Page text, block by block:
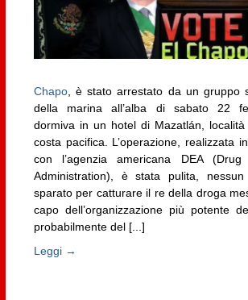
Chapo, è stato arrestato da un gruppo
della marina all’alba di sabato 22
dormiva in un hotel di Mazatlán,
costa pacifica. L’operazione, realizzata
con l’agenzia americana DEA
Administration), è stata pulita,
sparato per catturare il re della droga
capo dell’organizzazione più potente
probabilmente del [...]
Leggi →